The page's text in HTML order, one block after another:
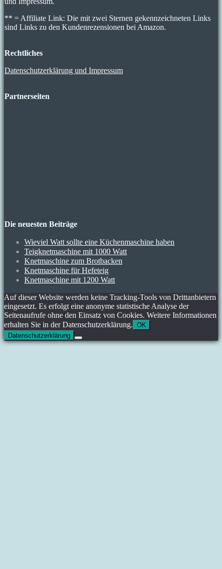
** = Affiliate Link: Die mit zwei Sternen gekennzeichneten Links
sind Links zu den Kundenrezensionen bei Amazon.
Rechtliches
Datenschutzerklärung und Impressum
Partnerseiten
Die neuesten Beiträge
Wieviel Watt sollte eine Küchenmaschine haben
Teigknetmaschine mit 1000 Watt
Knetmaschine zum Brotbacken
Knetmaschine für Hefeteig
Knetmaschine mit 1200 Watt
Auf dieser Website werden keine Tracking-Tools von Drittanbietern
eingesetzt. Es erfolgt eine anonyme statistische Analyse der
Seitenaufrufe ohne den Einsatz von Cookies. Weitere Informationen
erhalten Sie in der Datenschutzerklärung. OK
Datenschutzerklärung